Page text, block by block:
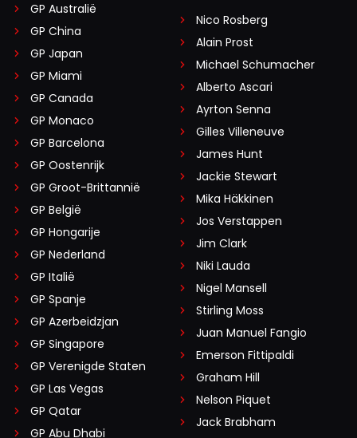
GP Australië
GP China
GP Japan
GP Miami
GP Canada
GP Monaco
GP Barcelona
GP Oostenrijk
GP Groot-Brittannië
GP België
GP Hongarije
GP Nederland
GP Italië
GP Spanje
GP Azerbeidzjan
GP Singapore
GP Verenigde Staten
GP Las Vegas
GP Qatar
GP Abu Dhabi
Nico Rosberg
Alain Prost
Michael Schumacher
Alberto Ascari
Ayrton Senna
Gilles Villeneuve
James Hunt
Jackie Stewart
Mika Häkkinen
Jos Verstappen
Jim Clark
Niki Lauda
Nigel Mansell
Stirling Moss
Juan Manuel Fangio
Emerson Fittipaldi
Graham Hill
Nelson Piquet
Jack Brabham